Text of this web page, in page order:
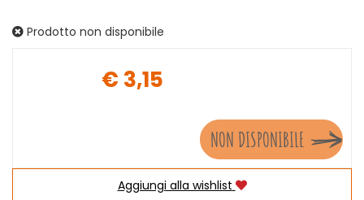
Prodotto non disponibile
€ 3,15
NON DISPONIBILE
Aggiungi alla wishlist